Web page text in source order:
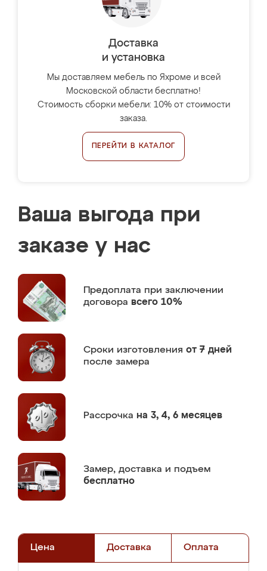
Доставка
и установка
Мы доставляем мебель по Яхроме и всей
Московской области бесплатно!
Стоимость сборки мебели: 10% от стоимости
заказа.
ПЕРЕЙТИ В КАТАЛОГ
Ваша выгода при
заказе у нас
Предоплата при заключении
договора всего 10%
Сроки изготовления от 7 дней
после замера
Рассрочка на 3, 4, 6 месяцев
Замер, доставка и подъем
бесплатно
Цена Доставка Оплата